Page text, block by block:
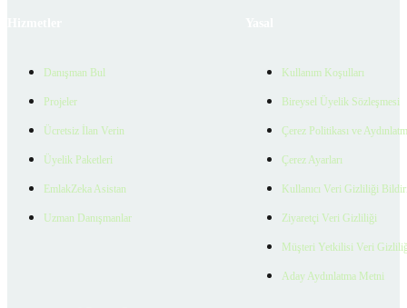
Danışman Bul
Projeler
Ücretsiz İlan Verin
Üyelik Paketleri
EmlakZeka Asistan
Uzman Danışmanlar
Kullanım Koşulları
Bireysel Üyelik Sözleşmesi
Çerez Politikası ve
Çerez Ayarları
Kullanıcı Veri Gizliliği
Ziyaretçi Veri Gizliliği
Müşteri Yetkilisi Veri
Aday Aydınlatma Metni